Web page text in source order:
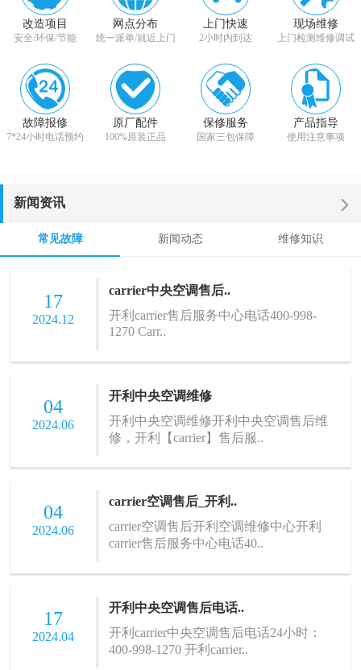
改造项目
安全/环保/节能
网点分布
统一派单/就近上门
上门快速
2小时内到达
现场维修
上门检测维修调试
故障报修
7*24小时电话预约
原厂配件
100%原装正品
保修服务
国家三包保障
产品指导
使用注意事项
新闻资讯
常见故障 新闻动态 维修知识
17
2024.12
carrier中央空调售后..
开利carrier售后服务中心电话400-998-
1270 Carr..
04
2024.06
开利中央空调维修
开利中央空调维修开利中央空调售后维
修，开利【carrier】售后服..
04
2024.06
carrier空调售后_开利..
carrier空调售后开利空调维修中心开利
carrier售后服务中心电话40..
17
2024.04
开利中央空调售后电话..
开利carrier中央空调售后电话24小时：
400-998-1270 开利carrier..